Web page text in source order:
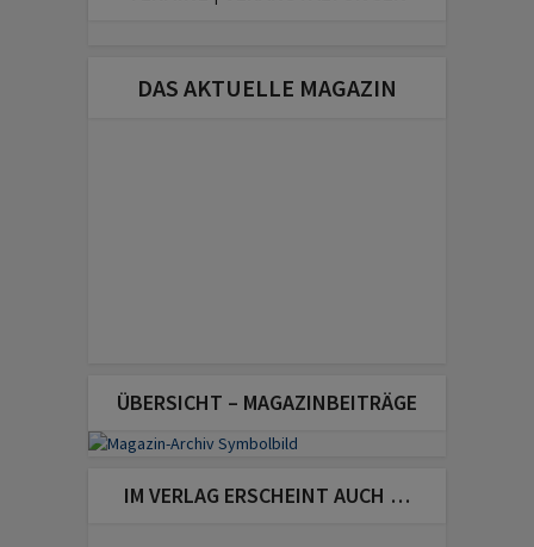
DAS AKTUELLE MAGAZIN
ÜBERSICHT – MAGAZINBEITRÄGE
IM VERLAG ERSCHEINT AUCH …